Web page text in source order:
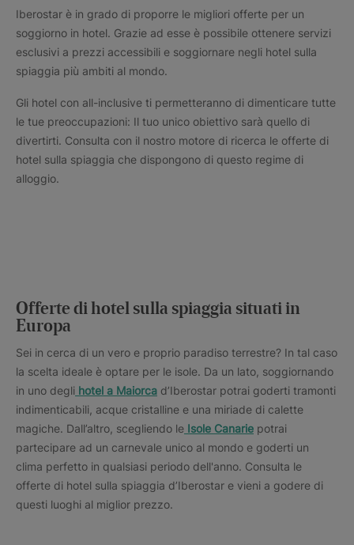
Iberostar è in grado di proporre le migliori offerte per un
soggiorno in hotel. Grazie ad esse è possibile ottenere servizi
esclusivi a prezzi accessibili e soggiornare negli hotel sulla
spiaggia più ambiti al mondo.
Gli hotel con all-inclusive ti permetteranno di dimenticare tutte
le tue preoccupazioni: Il tuo unico obiettivo sarà quello di
divertirti. Consulta con il nostro motore di ricerca le offerte di
hotel sulla spiaggia che dispongono di questo regime di
alloggio.
Offerte di hotel sulla spiaggia situati in
Europa
Sei in cerca di un vero e proprio paradiso terrestre? In tal caso
la scelta ideale è optare per le isole. Da un lato, soggiornando
in uno degli hotel a Maiorca d’Iberostar potrai goderti tramonti
indimenticabili, acque cristalline e una miriade di calette
magiche. Dall’altro, scegliendo le Isole Canarie potrai
partecipare ad un carnevale unico al mondo e goderti un
clima perfetto in qualsiasi periodo dell'anno. Consulta le
offerte di hotel sulla spiaggia d’Iberostar e vieni a godere di
questi luoghi al miglior prezzo.